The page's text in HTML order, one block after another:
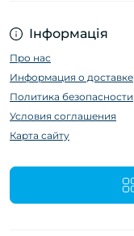
Інформація
Про нас
Информация о доставке
Политика безопасности
Условия соглашения
Карта сайту